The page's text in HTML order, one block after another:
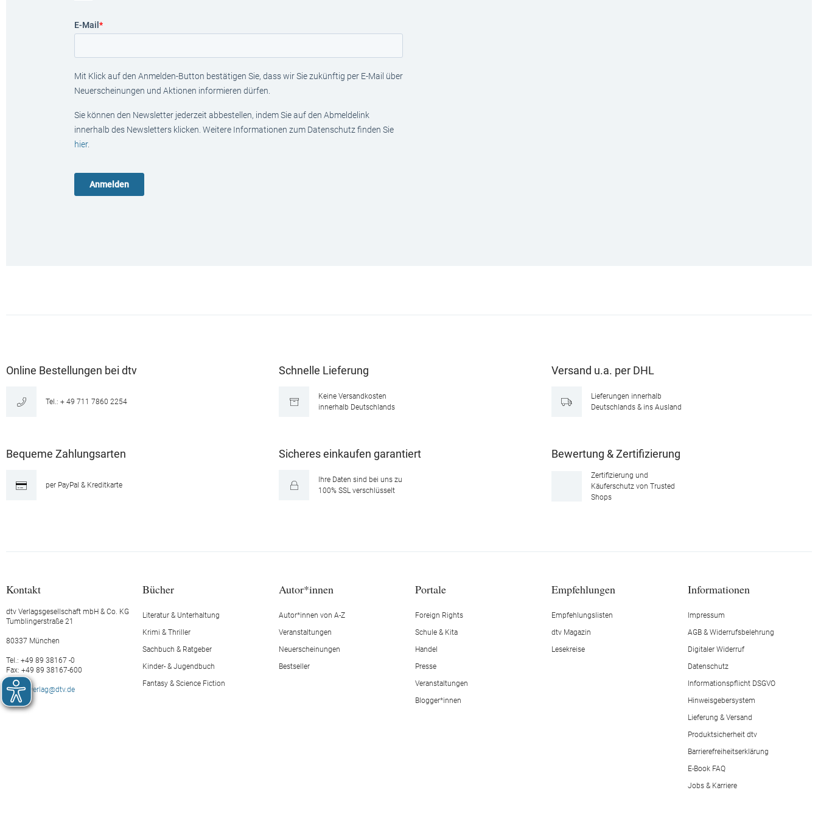
E-Mail *
Mit Klick auf den Anmelden-Button bestätigen Sie, dass wir Sie zukünftig per E-Mail über
Neuerscheinungen und Aktionen informieren dürfen.
Sie können den Newsletter jederzeit abbestellen, indem Sie auf den Abmeldelink
innerhalb des Newsletters klicken. Weitere Informationen zum Datenschutz finden Sie
hier.
Online Bestellungen bei dtv
Tel.: + 49 711 7860 2254
Schnelle Lieferung
Keine Versandkosten
innerhalb Deutschlands
Versand u.a. per DHL
Lieferungen innerhalb
Deutschlands & ins Ausland
Bequeme Zahlungsarten
per PayPal & Kreditkarte
Sicheres einkaufen garantiert
Ihre Daten sind bei uns zu
100% SSL verschlüsselt
Bewertung & Zertifizierung
Zertifizierung und
Käuferschutz von Trusted
Shops
Kontakt
dtv Verlagsgesellschaft mbH & Co. KG
Tumblingerstraße 21
80337 München
Tel.: +49 89 38167 -0
Fax: +49 89 38167-600
E-Mail: verlag@dtv.de
Bücher
Literatur & Unterhaltung
Krimi & Thriller
Sachbuch & Ratgeber
Kinder- & Jugendbuch
Fantasy & Science Fiction
Autor*innen
Autor*innen von A-Z
Veranstaltungen
Neuerscheinungen
Bestseller
Portale
Foreign Rights
Schule & Kita
Handel
Presse
Veranstaltungen
Blogger*innen
Empfehlungen
Empfehlungslisten
dtv Magazin
Lesekreise
Informationen
Impressum
AGB & Widerrufsbelehrung
Digitaler Widerruf
Datenschutz
Informationspflicht DSGVO
Hinweisgebersystem
Lieferung & Versand
Produktsicherheit dtv
Barrierefreiheitserklärung
E-Book FAQ
Jobs & Karriere